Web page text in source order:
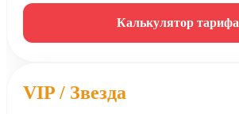
Калькулятор тарифа
VIP / Звезда